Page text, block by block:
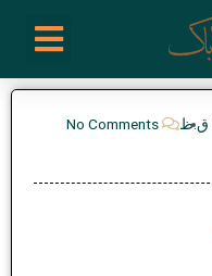
No Comments